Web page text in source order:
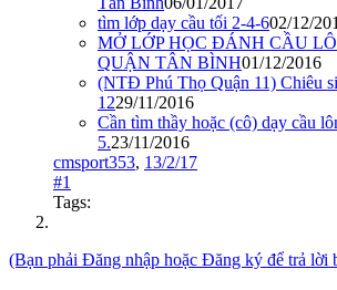
tìm lớp dạy cầu tối 2-4-602/12/
MỞ LỚP HỌC ĐÁNH CẦU
QUẬN TÂN BÌNH01/12/2016
(NTĐ Phú Thọ Quận 11) Chiêu
1229/11/2016
Cần tìm thầy hoặc (cô) dạy cầu
5.23/11/2016
cmsport353, 13/2/17
#1
Tags:
(Bạn phải Đăng nhập hoặc Đăng ký để trả lời